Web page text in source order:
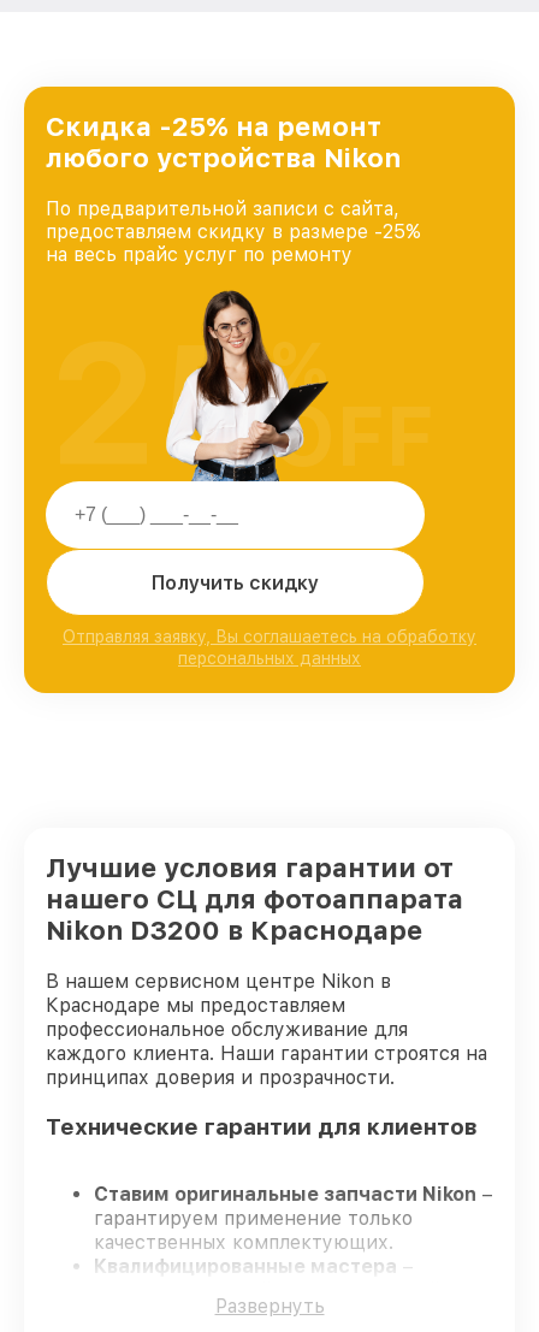
Скидка -25% на ремонт
любого устройства Nikon
По предварительной записи с сайта,
предоставляем скидку в размере -25%
на весь прайс услуг по ремонту
Получить скидку
Отправляя заявку, Вы соглашаетесь на обработку
персональных данных
25%
OFF
Лучшие условия гарантии от
нашего СЦ для фотоаппарата
Nikon D3200 в Краснодаре
В нашем сервисном центре Nikon в
Краснодаре мы предоставляем
профессиональное обслуживание для
каждого клиента. Наши гарантии строятся на
принципах доверия и прозрачности.
Технические гарантии для клиентов
Ставим оригинальные запчасти Nikon –
гарантируем применение только
качественных комплектующих.
Квалифицированные мастера –
навыков, что подтверждает уровень их
Развернуть